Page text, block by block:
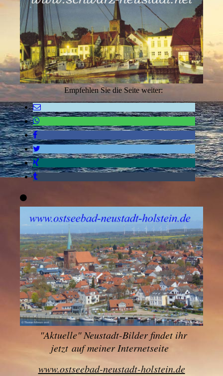
Empfehlen Sie die Seite weiter:
"Aktuelle" Neustadt-Bilder findet ihr
jetzt auf meiner Internetseite
www.ostseebad-neustadt-holstein.de